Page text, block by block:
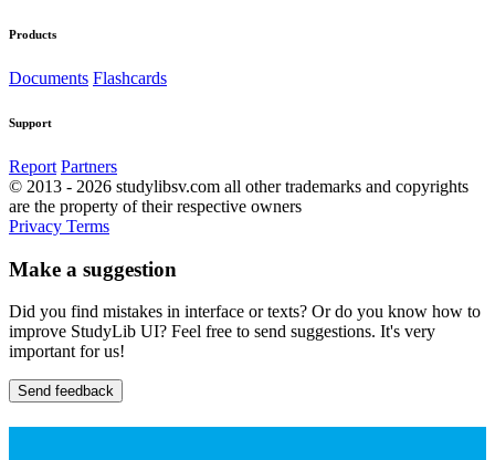
Products
Documents Flashcards
Support
Report Partners
© 2013 - 2026 studylibsv.com all other trademarks and copyrights
are the property of their respective owners
Privacy Terms
Make a suggestion
Did you find mistakes in interface or texts? Or do you know how to
improve StudyLib UI? Feel free to send suggestions. It's very
important for us!
Send feedback